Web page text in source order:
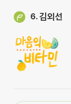
6.김외선